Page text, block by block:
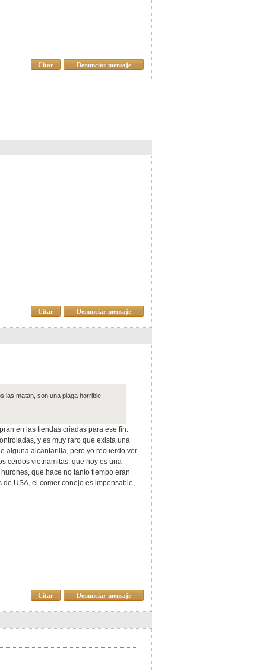
Denunciar mensaje
Citar
Denunciar mensaje
Citar
las matan, son una plaga horrible
en las tiendas criadas para ese fin.
y es muy raro que exista una
alguna alcantarilla, pero yo recuerdo ver
cerdos vietnamitas, que hoy es una
que hace no tanto tiempo eran
USA, el comer conejo es impensable,
Denunciar mensaje
Citar